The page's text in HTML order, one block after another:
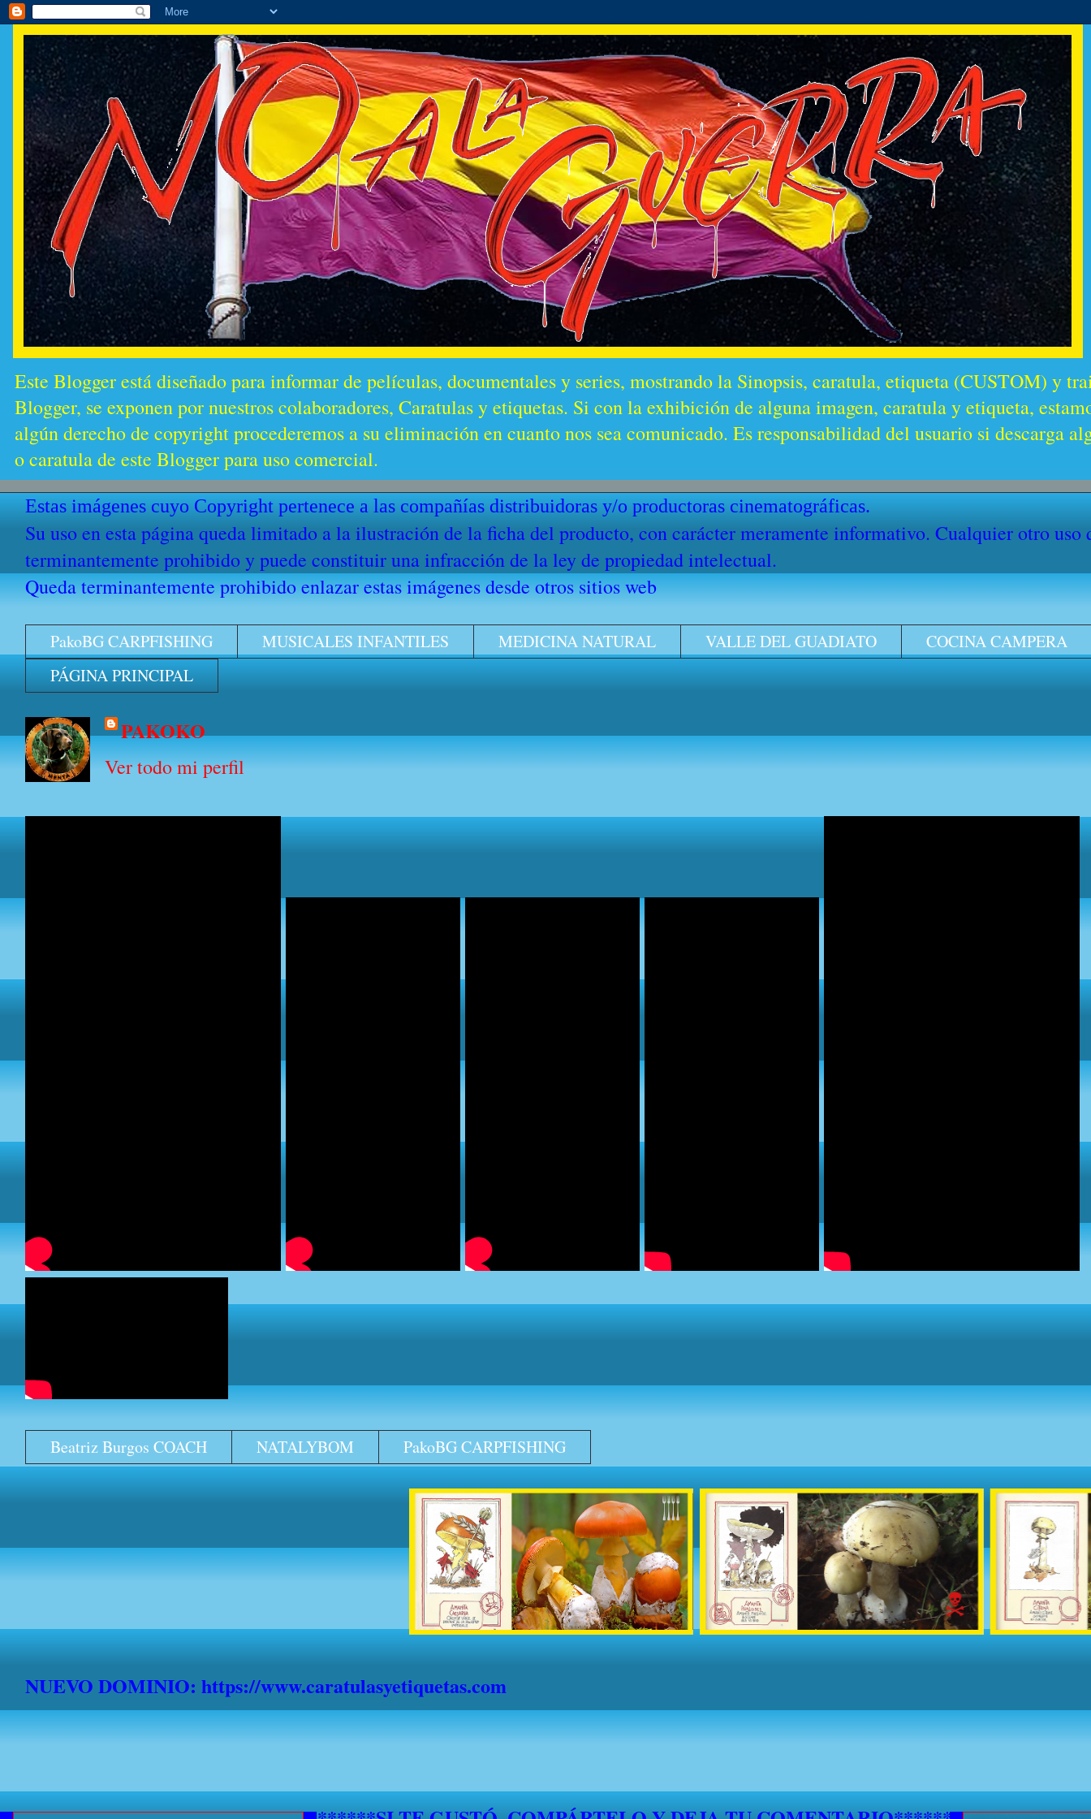
Este Blogger está diseñado para informar de películas, documentales y series, mostrando la Sinopsis, caratula, etiqueta (CUSTOM) y
Blogger, se exponen por nuestros colaboradores, Caratulas y etiquetas. Si con la exhibición de alguna imagen, caratula y etiqueta,
algún derecho de copyright procederemos a su eliminación en cuanto nos sea comunicado. Es responsabilidad del usuario si descarga
o caratula de este Blogger para uso comercial.
Estas imágenes cuyo Copyright pertenece a las compañías distribuidoras y/o productoras cinematográficas.
Su uso en esta página queda limitado a la ilustración de la ficha del producto, con carácter meramente informativo. Cualquier otro uso
terminantemente prohibido y puede constituir una infracción de la ley de propiedad intelectual.
Queda terminantemente prohibido enlazar estas imágenes desde otros sitios web
PakoBG CARPFISHING MUSICALES INFANTILES MEDICINA NATURAL VALLE DEL GUADIATO
COCINA CAMPERA
PÁGINA PRINCIPAL
PAKOKO
Ver todo mi perfil
Beatriz Burgos COACH NATALYBOM PakoBG CARPFISHING
NUEVO DOMINIO: https://www.caratulasyetiquetas.com
***********AVISO A NAVEGANTES" DESDE EL 1 DE JULIO HASTA EL 15 DE SEPTIEMBRE NO SE ATENDERAN